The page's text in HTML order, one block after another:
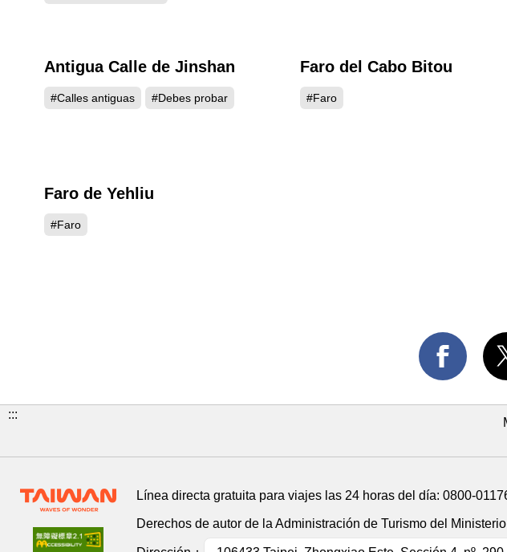
3983
Antigua Calle de Jinshan
#Calles antiguas #Debes probar
Faro del Cabo Bitou
#Faro
Faro de Yehliu
#Faro
:::
Línea directa gratuita para viajes las 24 horas del día: 0800-
Derechos de autor de la Administración de Turismo del